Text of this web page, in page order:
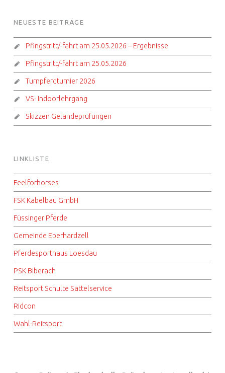
FOOTER SIDEBAR
NEUESTE BEITRÄGE
Pfingstritt/-fahrt am 25.05.2026 – Ergebnisse
Pfingstritt/-fahrt am 25.05.2026
Turnpferdturnier 2026
VS- Indoorlehrgang
Skizzen Geländeprüfungen
LINKLISTE
Feelforhorses
FSK Kabelbau GmbH
Füssinger Pferde
Gemeinde Eberhardzell
Pferdesporthaus Loesdau
PSK Biberach
Reitsport Schulte Sattelservice
Ridcon
Wahl-Reitsport